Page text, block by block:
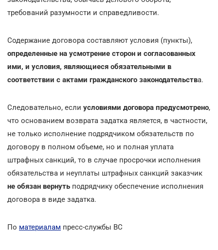
требований разумности и справедливости.
Содержание договора составляют условия (пункты),
определенные на усмотрение сторон и согласованных
ими, и условия, являющиеся обязательными в
соответствии с актами гражданского законодательства.
Следовательно, если условиями договора предусмотрено,
что основанием возврата задатка является, в частности,
не только исполнение подрядчиком обязательств по
договору в полном объеме, но и полная уплата
штрафных санкций, то в случае просрочки исполнения
обязательства и неуплаты штрафных санкций заказчик
не обязан вернуть подрядчику обеспечение исполнения
договора в виде задатка.
По материалам пресс-службы ВС